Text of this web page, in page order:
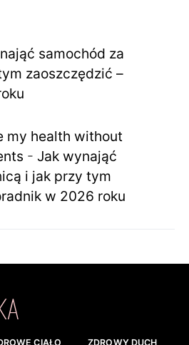
samochód za
zaoszczędzić –
my health without
- Jak wynająć
i jak przy tym
w 2026 roku
CIAŁO ZDROWY DUCH